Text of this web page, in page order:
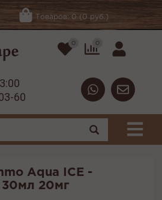
Товаров: 0 (0 руб.)
0 0
60
Aqua ICE -
30мл 20мг